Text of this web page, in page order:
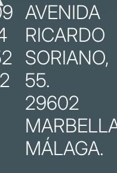
AVENIDA
RICARDO
SORIANO,
55.
29602
MÁLAGA.